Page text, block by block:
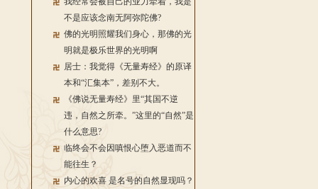
不是应该念南无阿弥陀佛?
佛的光明照耀我们身心，那佛的光
明就是极乐世界的光明啊
居士：我觉得《无量寿经》的原译
本和“汇集本”，差别不大。
《佛说无量寿经》里“其国不逆
违，自然之所牵。”这里的“自然”是
什么意思?
临终会不会因嗔恨心堕入恶道而不
能往生？
内心的欢喜 是名号的自然显现吗？